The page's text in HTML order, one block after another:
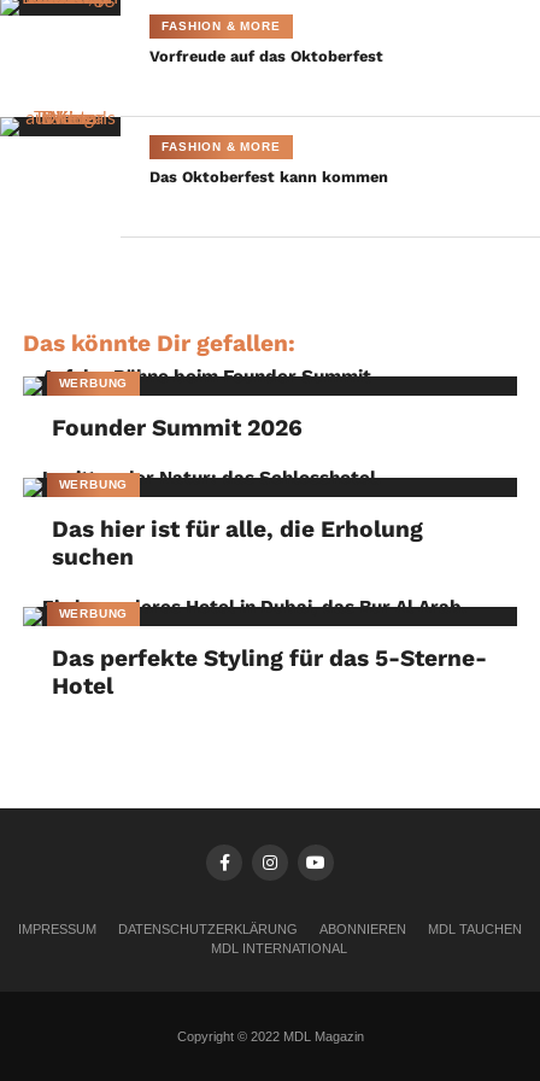
Fashion Week!
FASHION & MORE
Vorfreude auf das Oktoberfest
FASHION & MORE
Das Oktoberfest kann kommen
Das könnte Dir gefallen:
WERBUNG
Founder Summit 2026
WERBUNG
Das hier ist für alle, die Erholung
suchen
WERBUNG
Das perfekte Styling für das 5-Sterne-
Hotel
IMPRESSUM DATENSCHUTZERKLÄRUNG ABONNIEREN
MDL TAUCHEN
MDL INTERNATIONAL
Copyright © 2022 MDL Magazin